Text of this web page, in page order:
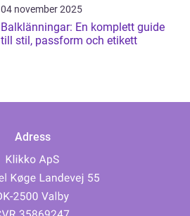
04 november 2025
Balklänningar: En komplett guide
till stil, passform och etikett
Adress